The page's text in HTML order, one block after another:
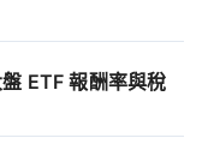
ETF 報酬率與稅